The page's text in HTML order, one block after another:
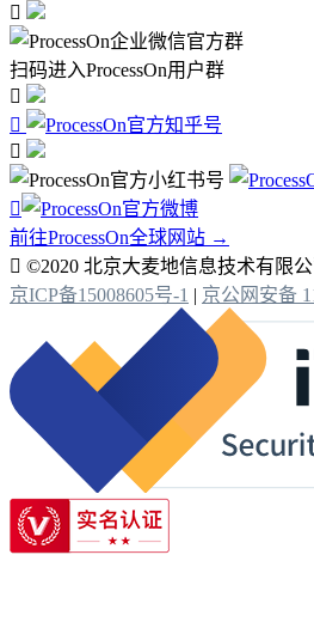

扫码进入ProcessOn用户群




前往ProcessOn全球网站 →
 ©2020 北京大麦地信息技术有限公
京ICP备15008605号-1 | 京公网安备